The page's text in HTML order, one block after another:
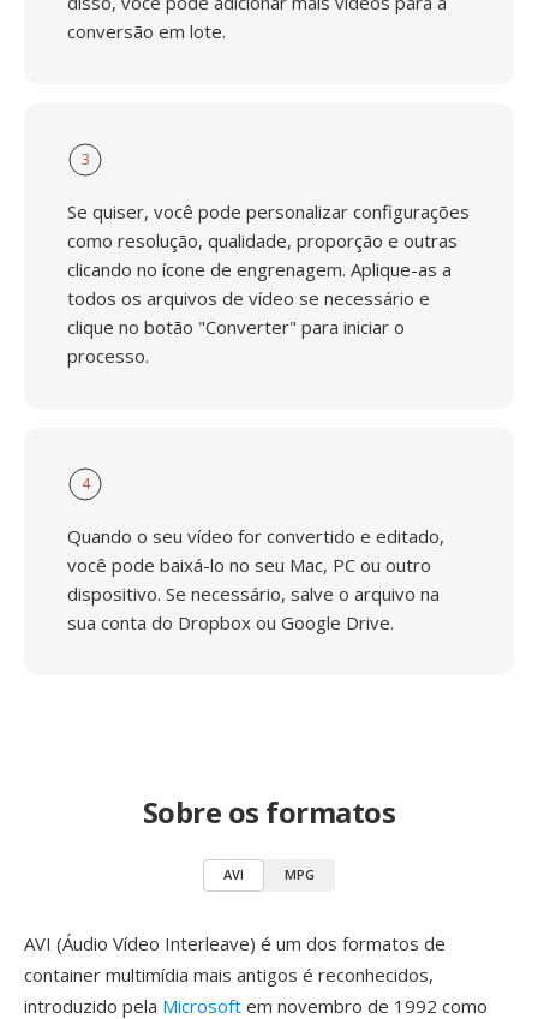
conversão em lote.
3
Se quiser, você pode personalizar configurações
como resolução, qualidade, proporção e outras
clicando no ícone de engrenagem. Aplique-as a
todos os arquivos de vídeo se necessário e
clique no botão "Converter" para iniciar o
processo.
4
Quando o seu vídeo for convertido e editado,
você pode baixá-lo no seu Mac, PC ou outro
dispositivo. Se necessário, salve o arquivo na
sua conta do Dropbox ou Google Drive.
Sobre os formatos
AVI MPG
AVI (Áudio Vídeo Interleave) é um dos formatos de
container multimídia mais antigos é reconhecidos,
introduzido pela Microsoft em novembro de 1992 como